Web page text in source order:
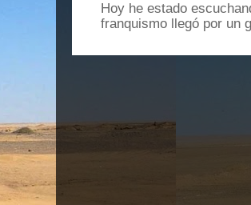
Hoy he estado
franquismo llegó por un